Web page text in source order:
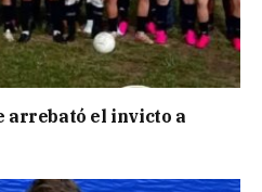
arrebató el invicto a